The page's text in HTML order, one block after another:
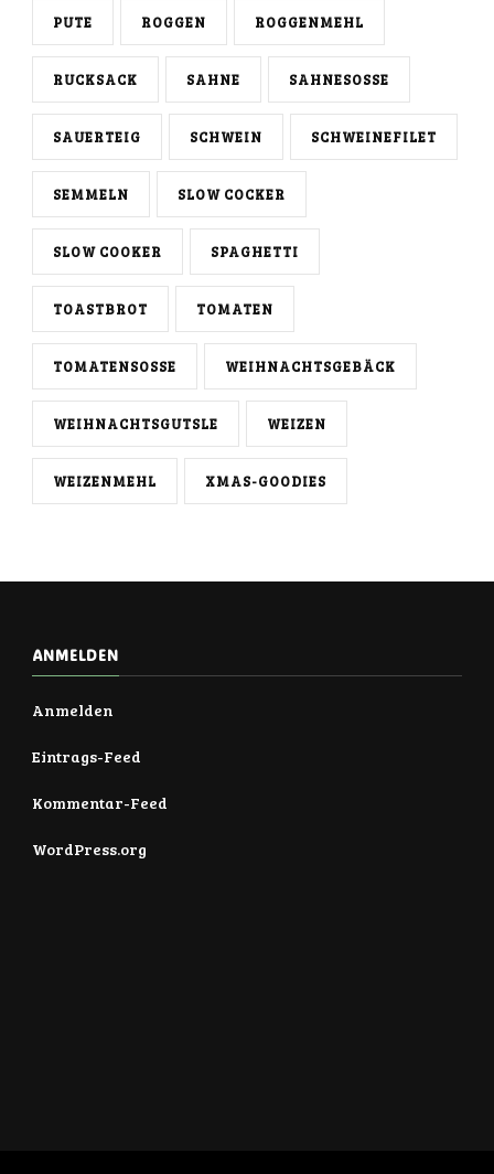
PUTE ROGGEN ROGGENMEHL
RUCKSACK SAHNE SAHNESOSSE
SAUERTEIG SCHWEIN SCHWEINEFILET
SEMMELN SLOW COCKER
SLOW COOKER SPAGHETTI
TOASTBROT TOMATEN
TOMATENSOSSE WEIHNACHTSGEBÄCK
WEIHNACHTSGUTSLE WEIZEN
WEIZENMEHL XMAS-GOODIES
ANMELDEN
Anmelden
Eintrags-Feed
Kommentar-Feed
WordPress.org